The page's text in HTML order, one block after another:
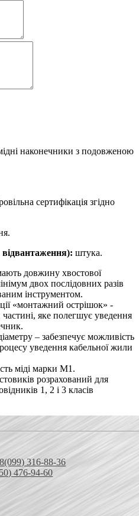
наконечники з подовженою
сертифікація згідно
штука.
довжину хвостової
двох послідовних разів
інструментом.
«монтажний острішок» -
яке полегшує уведення
– забезпечує можливість
уведення кабельної жили
міді марки М1.
розрахований для
1, 2 і 3 класів
316-88-36
476-94-60